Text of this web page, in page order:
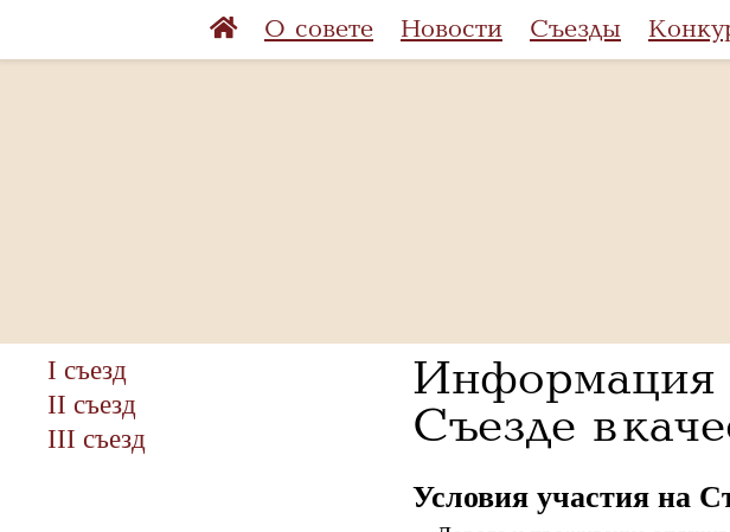
О совете Новости Съезды
I съезд
II съезд
III съезд
Информация
Съезде в
Условия участия на